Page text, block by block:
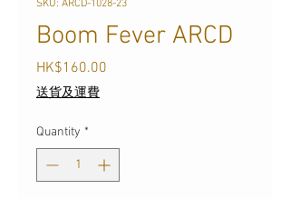
SKU: ARCD-1028-23
Boom Fever ARCD
HK$160.00
送貨及運費
Quantity *